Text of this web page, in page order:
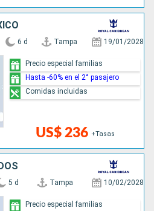
6 d Tampa 19/01/2028
US$ 236 +Tasas
Precio especial familias
Hasta -60% en el 2° pasajero
Comidas incluidas
5 d Tampa 10/02/2028
Precio especial familias